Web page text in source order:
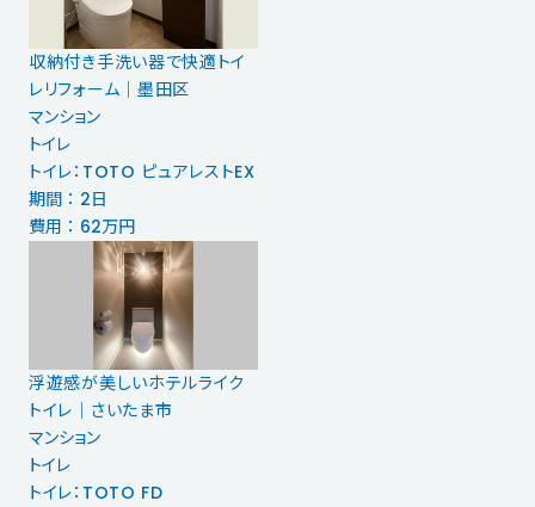
収納付き手洗い器で快適トイ
レリフォーム｜墨田区
マンション
トイレ
トイレ：TOTO ピュアレストEX
期間 ： 2日
費用 ： 62万円
浮遊感が美しいホテルライク
トイレ｜さいたま市
マンション
トイレ
トイレ：TOTO FD